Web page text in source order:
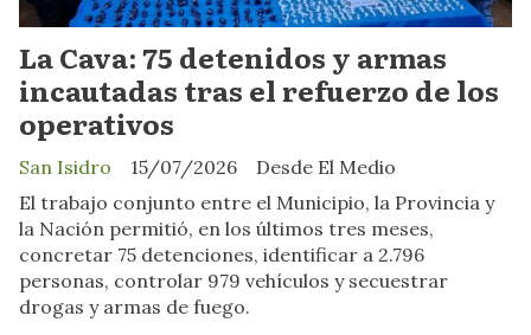
La Cava: 75 detenidos y armas
incautadas tras el refuerzo de los
operativos
Desde El Medio
San Isidro
15/07/2026
El trabajo conjunto entre el Municipio, la Provincia y
la Nación permitió, en los últimos tres meses,
concretar 75 detenciones, identificar a 2.796
personas, controlar 979 vehículos y secuestrar
drogas y armas de fuego.